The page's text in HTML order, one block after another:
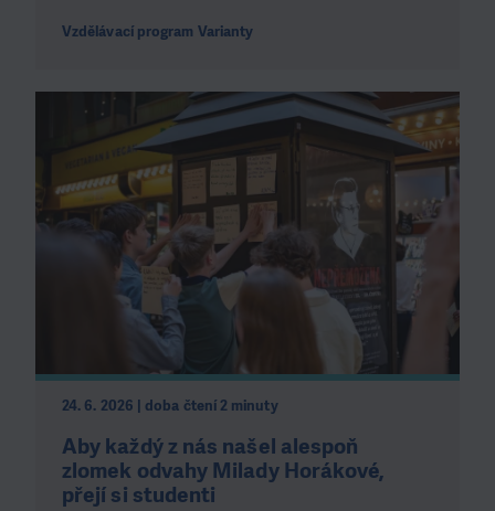
Vzdělávací program Varianty
24. 6. 2026 | doba čtení 2 minuty
Aby každý z nás našel alespoň
zlomek odvahy Milady Horákové,
přejí si studenti